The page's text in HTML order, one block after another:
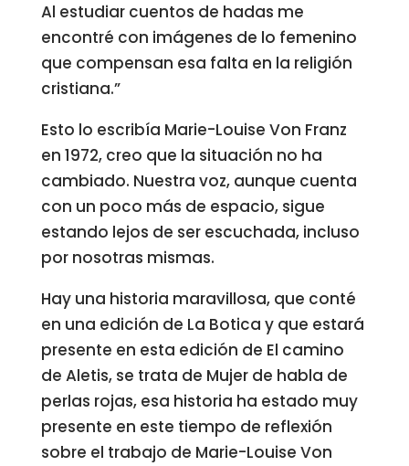
Al estudiar cuentos de hadas me
encontré con imágenes de lo femenino
que compensan esa falta en la religión
cristiana.”
Esto lo escribía Marie-Louise Von Franz
en 1972, creo que la situación no ha
cambiado. Nuestra voz, aunque cuenta
con un poco más de espacio, sigue
estando lejos de ser escuchada, incluso
por nosotras mismas.
Hay una historia maravillosa, que conté
en una edición de La Botica y que estará
presente en esta edición de El camino
de Aletis, se trata de Mujer de habla de
perlas rojas, esa historia ha estado muy
presente en este tiempo de reflexión
sobre el trabajo de Marie-Louise Von